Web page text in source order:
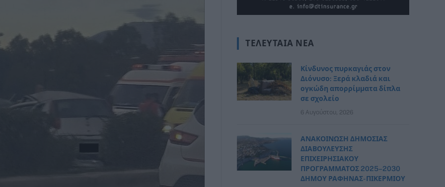
ΤΕΛΕΥΤΑΊΑ ΝΈΑ
Κίνδυνος πυρκαγιάς στον
Διόνυσο: Ξερά κλαδιά και
ογκώδη απορρίμματα δίπλα
σε σχολείο
6 Αυγούστου, 2026
ΑΝΑΚΟΙΝΩΣΗ ΔΗΜΟΣΙΑΣ
ΔΙΑΒΟΥΛΕΥΣΗΣ
ΕΠΙΧΕΙΡΗΣΙΑΚΟΥ
ΠΡΟΓΡΑΜΜΑΤΟΣ 2025–2030
ΔΗΜΟΥ ΡΑΦΗΝΑΣ- ΠΙΚΕΡΜΙΟΥ